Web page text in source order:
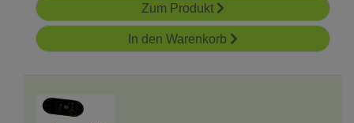
Zum Produkt
In den Warenkorb